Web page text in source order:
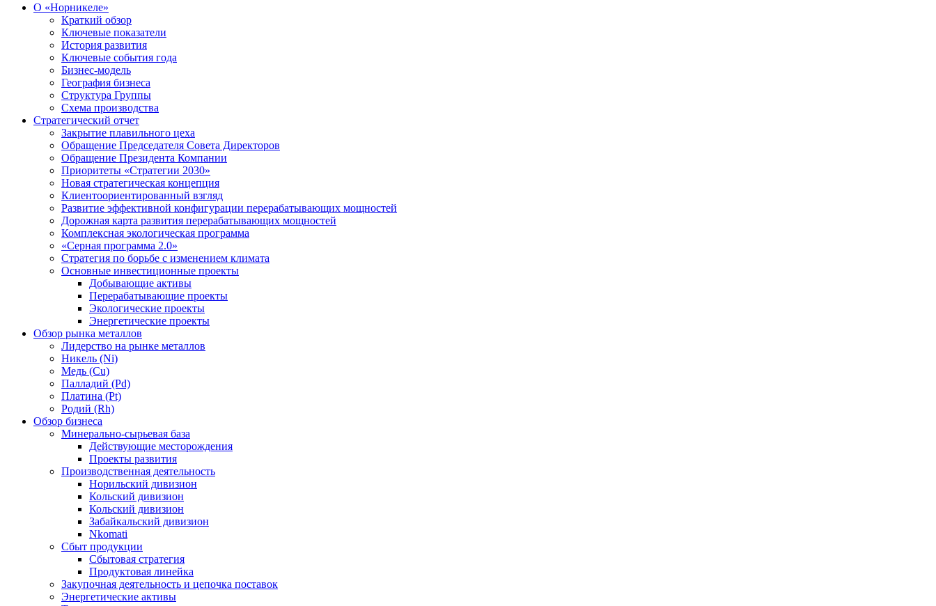
О «Норникеле»
Краткий обзор
Ключевые показатели
История развития
Ключевые события года
Бизнес-модель
География бизнеса
Структура Группы
Схема производства
Стратегический отчет
Закрытие плавильного цеха
Обращение Председателя Совета Директоров
Обращение Президента Компании
Приоритеты «Стратегии 2030»
Новая стратегическая концепция
Клиентоориентированный взгляд
Развитие эффективной конфигурации перерабатывающих мощностей
Дорожная карта развития перерабатывающих мощностей
Комплексная экологическая программа
«Серная программа 2.0»
Стратегия по борьбе с изменением климата
Основные инвестиционные проекты
Добывающие активы
Перерабатывающие проекты
Экологические проекты
Энергетические проекты
Обзор рынка металлов
Лидерство на рынке металлов
Никель (Ni)
Медь (Cu)
Палладий (Pd)
Платина (Pt)
Родий (Rh)
Обзор бизнеса
Минерально-сырьевая база
Действующие месторождения
Проекты развития
Производственная деятельность
Норильский дивизион
Кольский дивизион
Кольский дивизион
Забайкальский дивизион
Nkomati
Сбыт продукции
Сбытовая стратегия
Продуктовая линейка
Закупочная деятельность и цепочка поставок
Энергетические активы